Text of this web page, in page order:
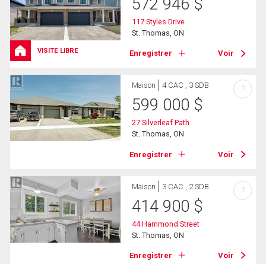
VISITE LIBRE
572 946 $
117 Styles Drive
St. Thomas, ON
Enregistrer Voir
Maison 4 CAC , 3 SDB
599 000 $
27 Silverleaf Path
St. Thomas, ON
Enregistrer Voir
?
Maison 3 CAC , 2 SDB
414 900 $
44 Hammond Street
St. Thomas, ON
Enregistrer Voir
?